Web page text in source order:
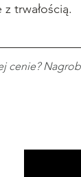
trwałością.
cenie?